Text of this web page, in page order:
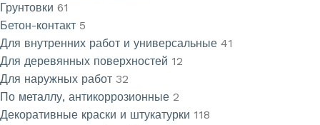
Грунтовки 61
Бетон-контакт 5
Для внутренних работ и универсальные 41
Для деревянных поверхностей 12
Для наружных работ 32
По металлу, антикоррозионные 2
Декоративные краски и штукатурки 118